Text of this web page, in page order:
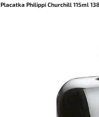
Placatka Philippi Churchill 115ml